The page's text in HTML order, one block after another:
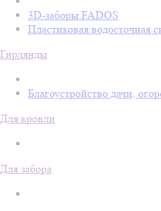
3D-заборы FADOS
Пластиковая водосточная
Гирлянды
Благоустройство дачи,
Для кровли
Для забора